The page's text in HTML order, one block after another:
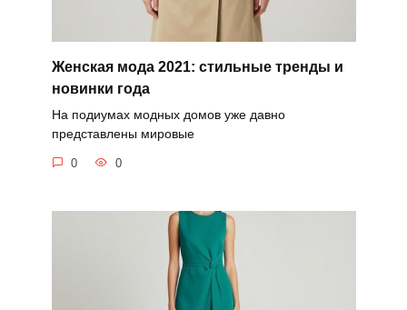
Женская мода 2021: стильные тренды и
новинки года
На подиумах модных домов уже давно
представлены мировые
0 0